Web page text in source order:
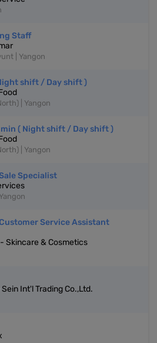
Staff
| Yangon
shift / Day shift )
| Yangon
( Night shift / Day shift )
| Yangon
Specialist
Service Assistant
Skincare & Cosmetics
Int'l Trading Co.,Ltd.